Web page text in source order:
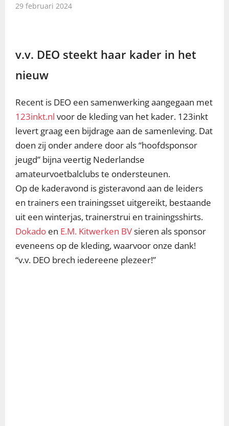
29 februari 2024
v.v. DEO steekt haar kader in het
nieuw
Recent is DEO een samenwerking aangegaan met
123inkt.nl voor de kleding van het kader. 123inkt
levert graag een bijdrage aan de samenleving. Dat
doen zij onder andere door als “hoofdsponsor
jeugd” bijna veertig Nederlandse
amateurvoetbalclubs te ondersteunen.
Op de kaderavond is gisteravond aan de leiders
en trainers een trainingsset uitgereikt, bestaande
uit een winterjas, trainerstrui en trainingsshirts.
Dokadoen E.M. Kitwerken BVsieren als sponsor
eveneens op de kleding, waarvoor onze dank!
“v.v. DEO brech iedereene plezeer!”